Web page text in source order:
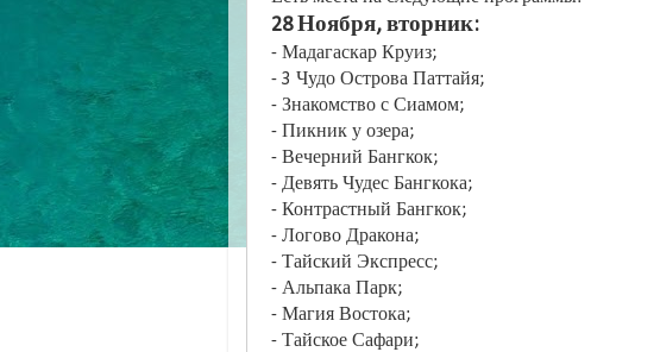
28 Ноября, вторник:
- Мадагаскар Круиз;
- 3 Чудо Острова Паттайя;
- Знакомство с Сиамом;
- Пикник у озера;
- Вечерний Бангкок;
- Девять Чудес Бангкока;
- Контрастный Бангкок;
- Логово Дракона;
- Тайский Экспресс;
- Альпака Парк;
- Магия Востока;
- Тайское Сафари;